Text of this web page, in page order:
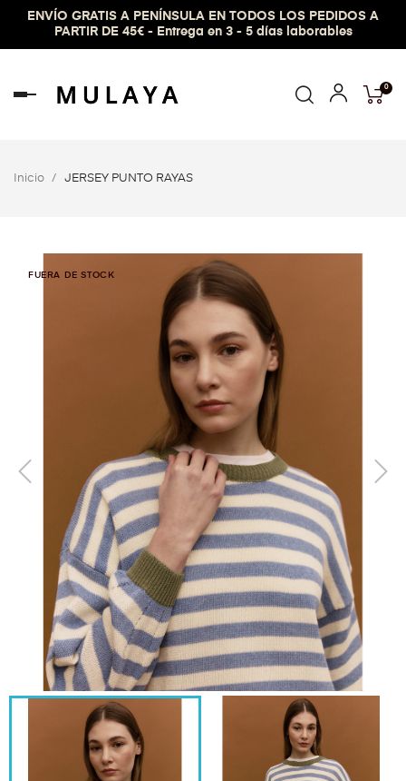
ENVÍO GRATIS A PENÍNSULA EN TODOS LOS PEDIDOS A
PARTIR DE 45€ - Entrega en 3 - 5 días laborables
Navegación
0
Inicio JERSEY PUNTO RAYAS
FUERA DE STOCK